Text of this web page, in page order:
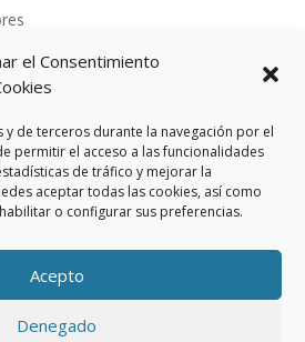
el Consentimiento
de terceros durante la navegación por el
permitir el acceso a las funcionalidades
de tráfico y mejorar la
aceptar todas las cookies, así como
o configurar sus preferencias.
Acepto
Denegado
al buen tiempo
Política de privacidad
de cookies (UE)
privacidad RSS